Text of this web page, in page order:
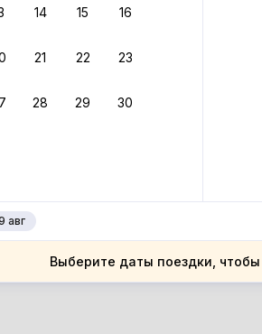
14 15 16
21 22 23
28 29 30
авг
Выберите даты поездки,